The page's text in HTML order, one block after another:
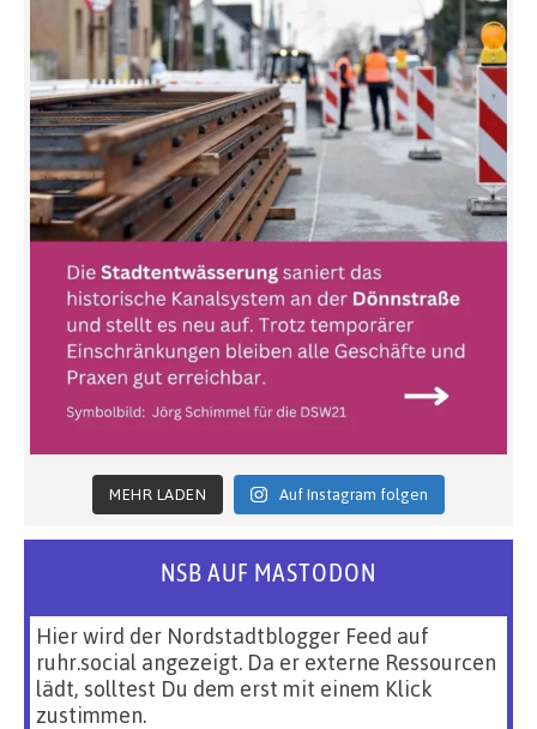
MEHR LADEN Auf Instagram folgen
NSB AUF MASTODON
Hier wird der Nordstadtblogger Feed auf
ruhr.social angezeigt. Da er externe Ressourcen
lädt, solltest Du dem erst mit einem Klick
zustimmen.